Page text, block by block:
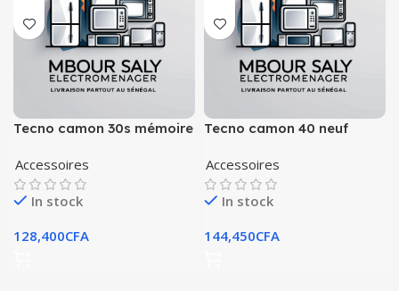
Tecno camon 30s mémoire
Accessoires
In stock
128,400CFA
Tecno camon 40 neuf
Accessoires
In stock
144,450CFA